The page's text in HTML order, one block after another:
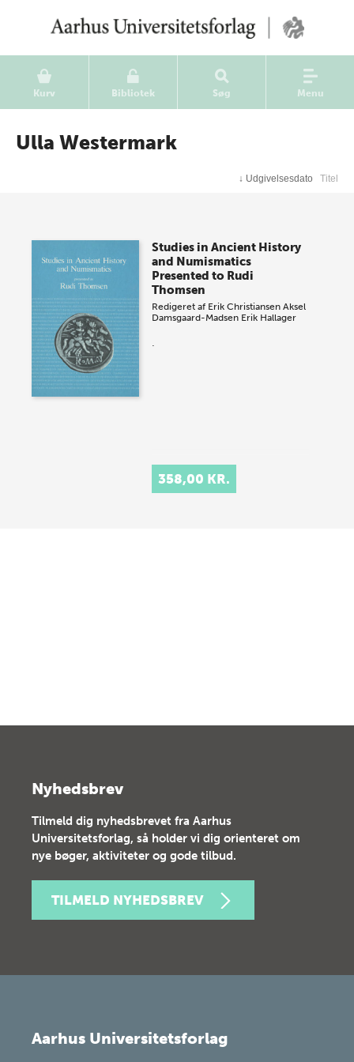
Kurv Bibliotek Søg Menu
Ulla Westermark
↓ Udgivelsesdato Titel
Studies in Ancient History
and Numismatics
Presented to Rudi
Thomsen
Redigeret af Erik Christiansen Aksel
Damsgaard-Madsen Erik Hallager
.
358,00 KR.
Nyhedsbrev
Tilmeld dig nyhedsbrevet fra Aarhus
Universitetsforlag, så holder vi dig orienteret om
nye bøger, aktiviteter og gode tilbud.
TILMELD NYHEDSBREV
Aarhus Universitetsforlag